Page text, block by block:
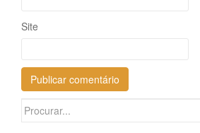
Site
Search